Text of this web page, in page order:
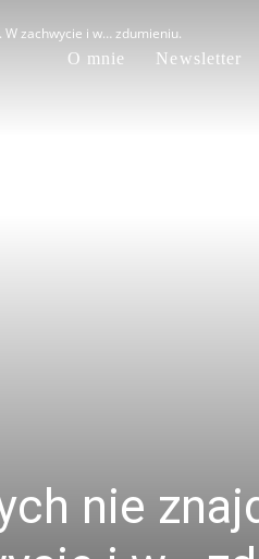
O mnie Newsletter
zachwycie i w… zdumieniu.
nie